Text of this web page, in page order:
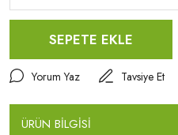
SEPETE EKLE
Yorum Yaz Tavsiye Et
ÜRÜN BİLGİSİ